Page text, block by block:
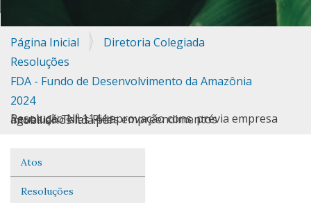
Página Inicial
Diretoria Colegiada
Resoluções
FDA - Fundo de Desenvolvimento da Amazônia
2024
Resolução Nº 1144 aprovação cons. prévia empresa àguas do Teles Pires empreendimentos imobiliários ltda.pdf
Navegação
Atos
Resoluções